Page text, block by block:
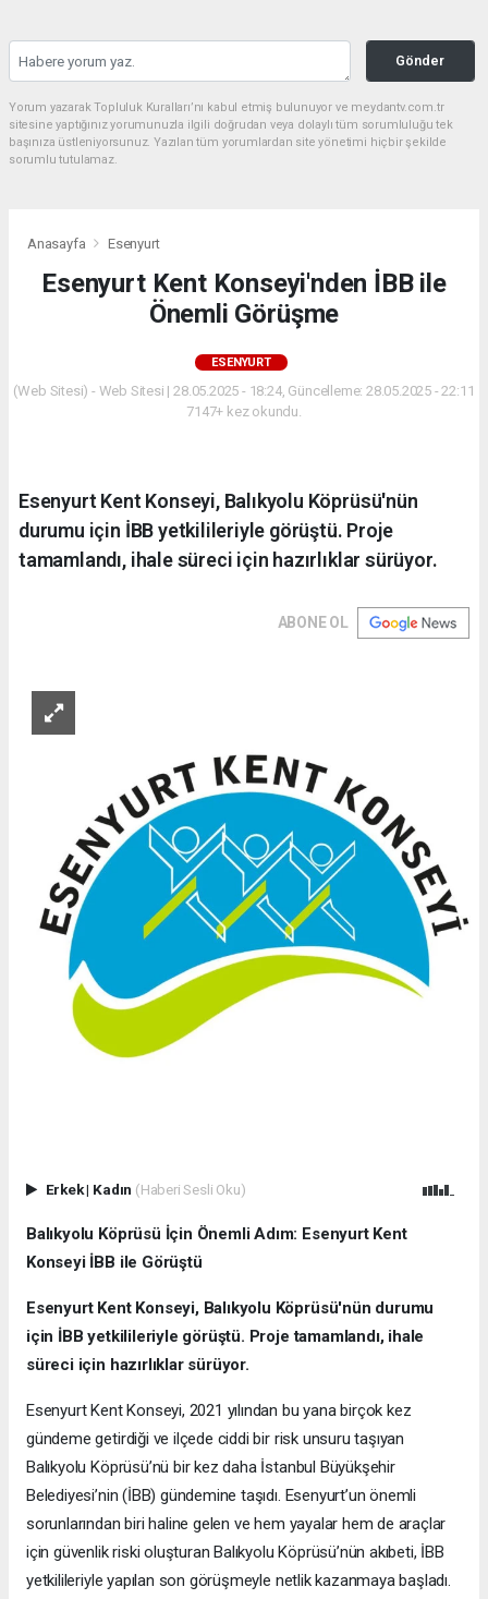
Gönder
Yorum yazarak Topluluk Kuralları’nı kabul etmiş bulunuyor ve meydantv.com.tr
sitesine yaptığınız yorumunuzla ilgili doğrudan veya dolaylı tüm sorumluluğu tek
başınıza üstleniyorsunuz. Yazılan tüm yorumlardan site yönetimi hiçbir şekilde
sorumlu tutulamaz.
Anasayfa Esenyurt
Esenyurt Kent Konseyi'nden İBB ile
Önemli Görüşme
ESENYURT
(Web Sitesi) - Web Sitesi | 28.05.2025 - 18:24, Güncelleme: 28.05.2025 - 22:11
7147+ kez okundu.
Esenyurt Kent Konseyi, Balıkyolu Köprüsü'nün
durumu için İBB yetkilileriyle görüştü. Proje
tamamlandı, ihale süreci için hazırlıklar sürüyor.
ABONE OL
Erkek| Kadın (Haberi Sesli Oku)
Balıkyolu Köprüsü İçin Önemli Adım: Esenyurt Kent
Konseyi İBB ile Görüştü
Esenyurt Kent Konseyi, Balıkyolu Köprüsü'nün durumu
için İBB yetkilileriyle görüştü. Proje tamamlandı, ihale
süreci için hazırlıklar sürüyor.
Esenyurt Kent Konseyi, 2021 yılından bu yana birçok kez
gündeme getirdiği ve ilçede ciddi bir risk unsuru taşıyan
Balıkyolu Köprüsü’nü bir kez daha İstanbul Büyükşehir
Belediyesi’nin (İBB) gündemine taşıdı. Esenyurt’un önemli
sorunlarından biri haline gelen ve hem yayalar hem de araçlar
için güvenlik riski oluşturan Balıkyolu Köprüsü’nün akıbeti, İBB
yetkilileriyle yapılan son görüşmeyle netlik kazanmaya başladı.